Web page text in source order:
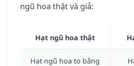
ngũ hoa thật và giả:
Hạt ngũ hoa thật
Hạt ngũ hoa to bằng